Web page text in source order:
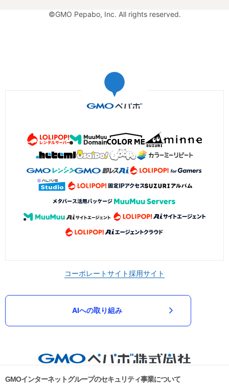
©GMO Pepabo, Inc. All rights reserved.
コーポレートサイト採用サイト
AIへの取り組み
GMOインターネットグループのセキュリティ事業について